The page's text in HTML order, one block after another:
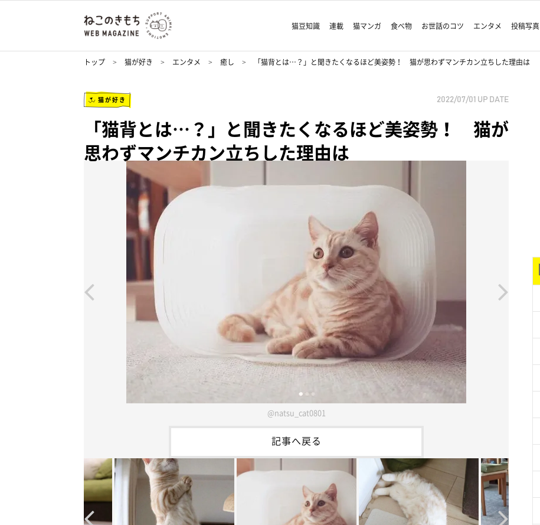
猫豆知識 連載 猫マンガ 食べ物 お世話のコツ エンタメ 投稿写真
トップ 猫が好き エンタメ 癒し 「猫背とは…？」と聞きたくなるほど美姿勢！ 猫が思わずマンチカン立ちした理由は
猫が好き 2022/07/01 UP DATE
「猫背とは…？」と聞きたくなるほど美姿勢！ 猫が
思わずマンチカン立ちした理由は
@natsu_cat0801
記事へ戻る